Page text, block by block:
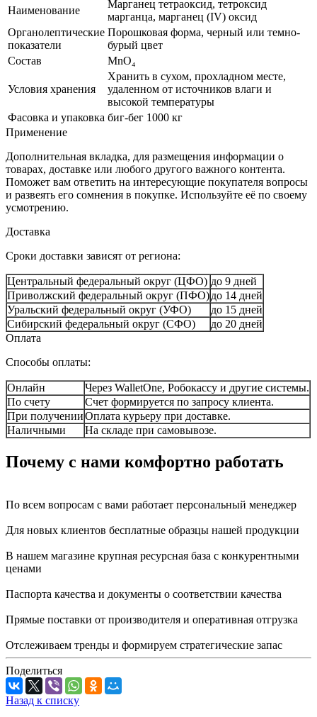
Наименование
Марганец тетраоксид, тетроксид
марганца, марганец (IV) оксид
Органолептические
показатели
Порошковая форма, черный или темно-
бурый цвет
Состав
MnO₄
Условия хранения
Хранить в сухом, прохладном месте,
удаленном от источников влаги и
высокой температуры
Фасовка и упаковка биг-бег 1000 кг
Применение
Дополнительная вкладка, для размещения информации о
товарах, доставке или любого другого важного контента.
Поможет вам ответить на интересующие покупателя вопросы
и развеять его сомнения в покупке. Используйте её по своему
усмотрению.
Доставка
Сроки доставки зависят от региона:
Центральный федеральный округ (ЦФО) до 9 дней
Приволжский федеральный округ (ПФО)до 14 дней
Уральский федеральный округ (УФО)
до 15 дней
Сибирский федеральный округ (СФО)
до 20 дней
Оплата
Способы оплаты:
Онлайн
Через WalletOne, Робокассу и другие системы.
По счету
Счет формируется по запросу клиента.
При полученииОплата курьеру при доставке.
Наличными
На складе при самовывозе.
Почему с нами комфортно работать
По всем вопросам с вами работает персональный менеджер
Для новых клиентов бесплатные образцы нашей продукции
В нашем магазине крупная ресурсная база с конкурентными
ценами
Паспорта качества и документы о соответствии качества
Прямые поставки от производителя и оперативная отгрузка
Отслеживаем тренды и формируем стратегические запас
Поделиться
Назад к списку